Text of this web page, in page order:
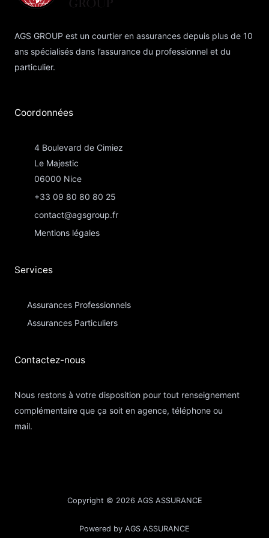
AGS GROUP est un courtier en assurances depuis plus de 10
ans spécialisés dans l’assurance du professionnel et du
particulier.
Coordonnées​
4 Boulevard de Cimiez
Le Majestic
06000 Nice
+33 09 80 80 80 25
contact@agsgroup.fr
Mentions légales
Services
Assurances Professionnels
Assurances Particuliers​
Contactez-nous​
Nous restons à votre disposition pour tout renseignement
complémentaire que ça soit en agence, téléphone ou
mail.
Copyright © 2026 AGS ASSURANCE
Powered by AGS ASSURANCE